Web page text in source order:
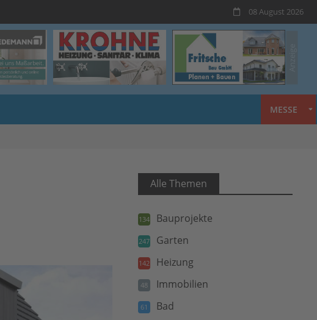
08 August 2026
MESSE
Alle Themen
134 Bauprojekte
247 Garten
142 Heizung
48 Immobilien
61 Bad